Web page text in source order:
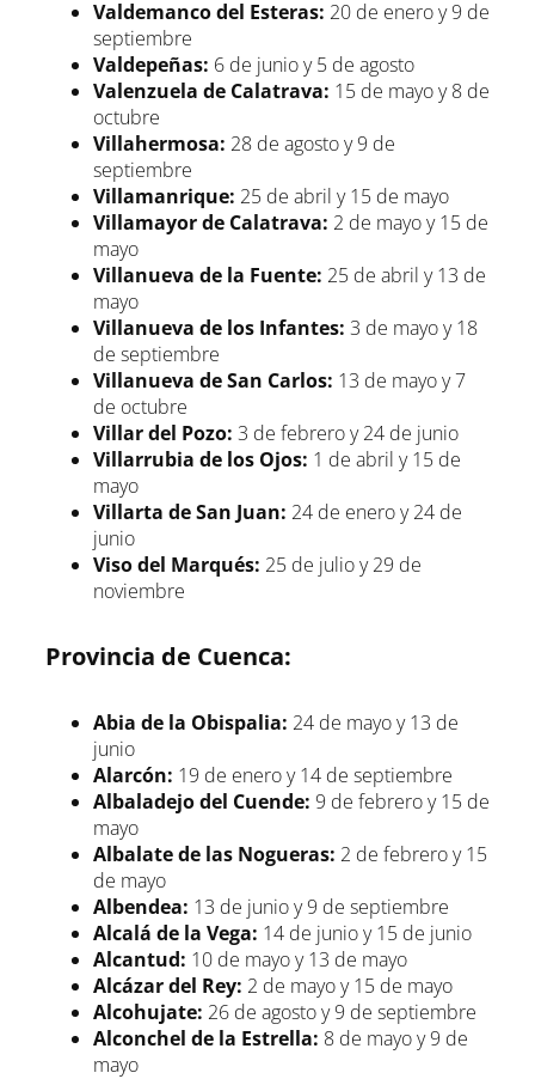
Valdemanco del Esteras: 20 de enero y 9 de
septiembre
Valdepeñas: 6 de junio y 5 de agosto
Valenzuela de Calatrava: 15 de mayo y 8 de
octubre
Villahermosa: 28 de agosto y 9 de
septiembre
Villamanrique: 25 de abril y 15 de mayo
Villamayor de Calatrava: 2 de mayo y 15 de
mayo
Villanueva de la Fuente: 25 de abril y 13 de
mayo
Villanueva de los Infantes: 3 de mayo y 18
de septiembre
Villanueva de San Carlos: 13 de mayo y 7
de octubre
Villar del Pozo: 3 de febrero y 24 de junio
Villarrubia de los Ojos: 1 de abril y 15 de
mayo
Villarta de San Juan: 24 de enero y 24 de
junio
Viso del Marqués: 25 de julio y 29 de
noviembre
Provincia de Cuenca:
Abia de la Obispalia: 24 de mayo y 13 de
junio
Alarcón: 19 de enero y 14 de septiembre
Albaladejo del Cuende: 9 de febrero y 15 de
mayo
Albalate de las Nogueras: 2 de febrero y 15
de mayo
Albendea: 13 de junio y 9 de septiembre
Alcalá de la Vega: 14 de junio y 15 de junio
Alcantud: 10 de mayo y 13 de mayo
Alcázar del Rey: 2 de mayo y 15 de mayo
Alcohujate: 26 de agosto y 9 de septiembre
Alconchel de la Estrella: 8 de mayo y 9 de
mayo